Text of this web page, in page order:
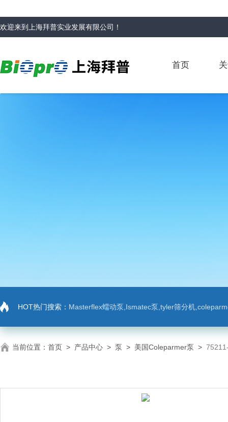
欢迎来到 上海拜普实业发展有限公司 ！
首页
HOT热门搜索： Masterflex蠕动泵,Ismatec泵,tyler筛分机,coleparmer,注射
当前位置： 首页 > 产品中心 > 泵 > 美国Coleparmer泵 >